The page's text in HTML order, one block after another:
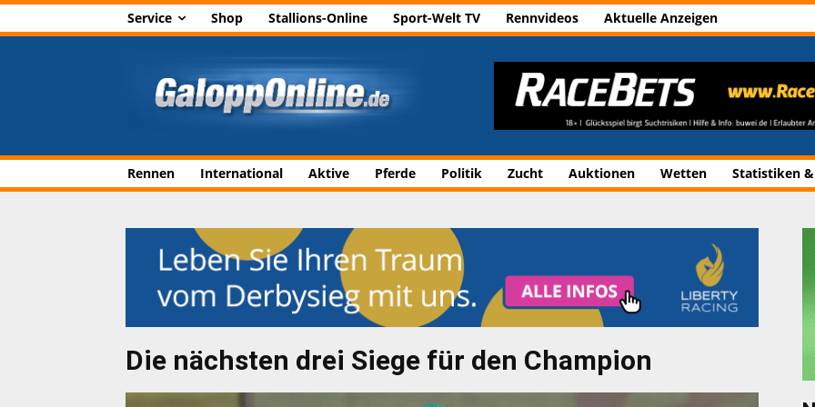
Service Shop Stallions-Online Sport-Welt TV Rennvideos Aktuelle Anzeigen
Rennen International Aktive Pferde Politik Zucht Auktionen Wetten Statistiken
Die nächsten drei Siege für den Champion